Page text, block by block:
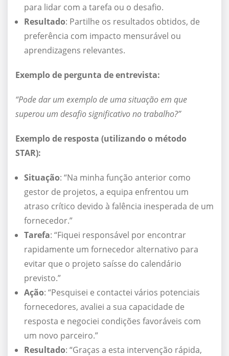
para lidar com a tarefa ou o desafio.
Resultado: Partilhe os resultados obtidos, de
preferência com impacto mensurável ou
aprendizagens relevantes.
Exemplo de pergunta de entrevista:
“Pode dar um exemplo de uma situação em que
superou um desafio significativo no trabalho?”
Exemplo de resposta (utilizando o método
STAR):
Situação: “Na minha função anterior como
gestor de projetos, a equipa enfrentou um
atraso crítico devido à falência inesperada de um
fornecedor.”
Tarefa: “Fiquei responsável por encontrar
rapidamente um fornecedor alternativo para
evitar que o projeto saísse do calendário
previsto.”
Ação: “Pesquisei e contactei vários potenciais
fornecedores, avaliei a sua capacidade de
resposta e negociei condições favoráveis com
um novo parceiro.”
Resultado: “Graças a esta intervenção rápida,